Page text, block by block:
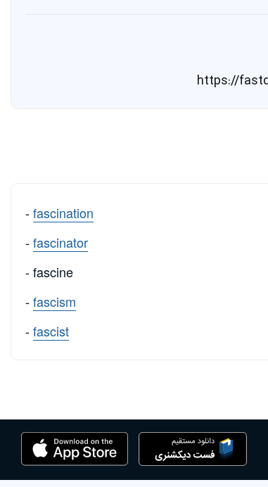
-fascination
-fascinator
- fascine
-fascism
-fascist